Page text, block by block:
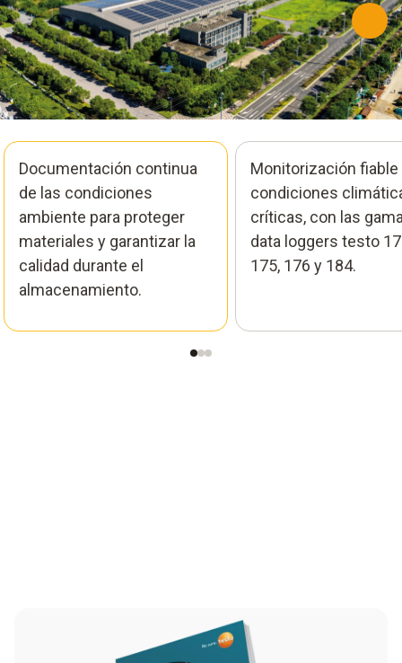
Documentación continua
de las condiciones
ambiente para proteger
materiales y garantizar la
calidad durante el
almacenamiento.
Monitorización fiable
condiciones
críticas, con las
data loggers testo
175, 176 y 184.